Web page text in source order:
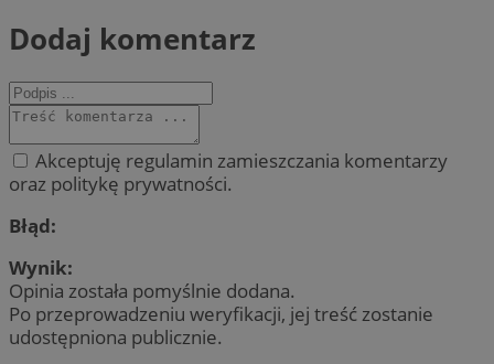
Dodaj komentarz
Akceptuję regulamin zamieszczania komentarzy
oraz politykę prywatności.
Błąd:
Wynik:
Opinia została pomyślnie dodana.
Po przeprowadzeniu weryfikacji, jej treść zostanie
udostępniona publicznie.